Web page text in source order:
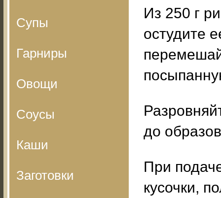
Супы
Гарниры
Овощи
Соусы
Каши
Заготовки
Из 250 г
остудите
до
При
кусочки,